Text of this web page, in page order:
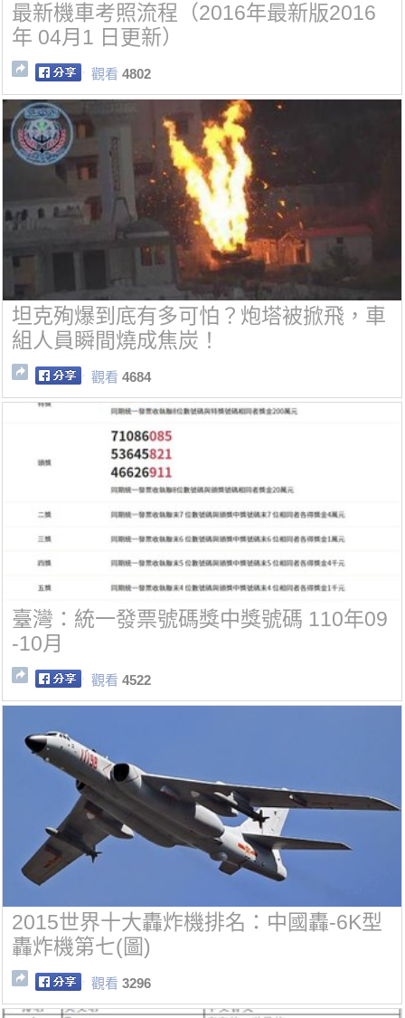
最新機車考照流程（2016年最新版2016
年 04月1 日更新）
觀看 4802
坦克殉爆到底有多可怕？炮塔被掀飛，車
組人員瞬間燒成焦炭！
觀看 4684
臺灣：統一發票號碼獎中獎號碼 110年09
-10月
觀看 4522
2015世界十大轟炸機排名：中國轟-6K型
轟炸機第七(圖)
觀看 3296